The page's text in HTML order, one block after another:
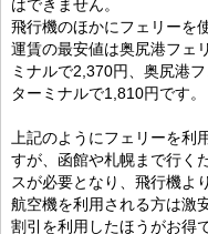
はできません。
飛行機のほかにフェリーを
運賃の最安値は奥尻港フェ
ミナルで2,370円、奥尻港
ターミナルで1,810円です。
上記のようにフェリーを利
すが、函館や札幌まで行く
スが必要となり、飛行機よ
航空機を利用される方は激
割引を利用したほうがお得で